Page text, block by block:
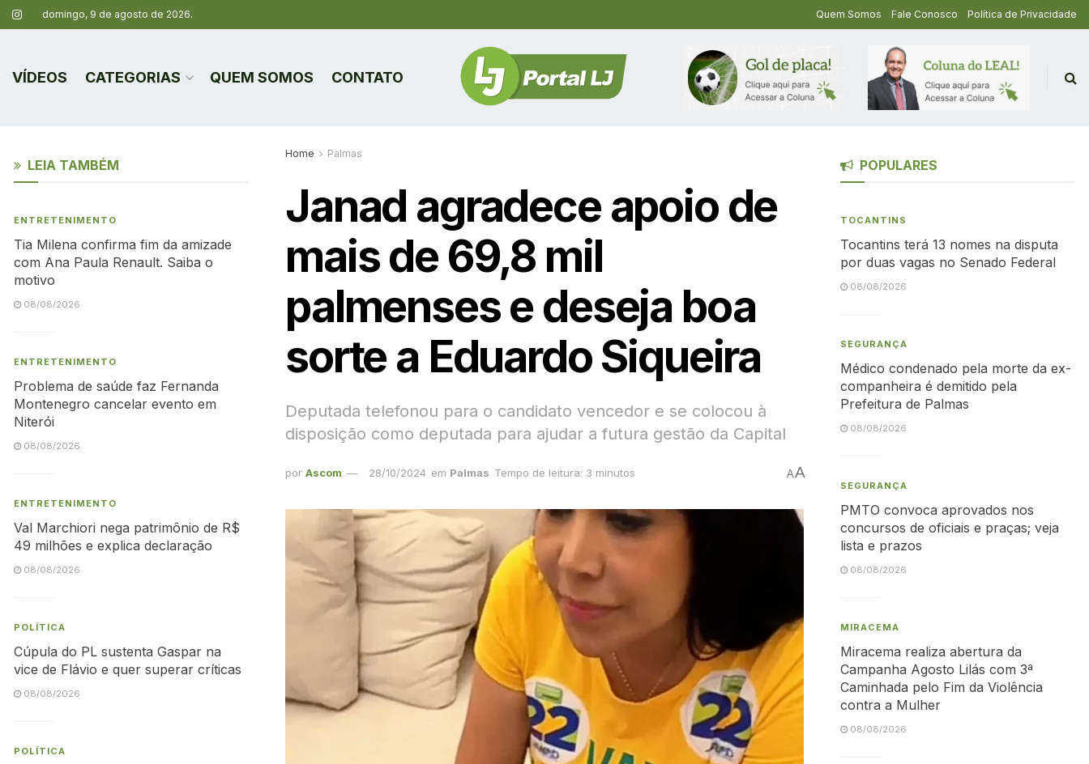
domingo, 9 de agosto de 2026. Quem Somos Fale Conosco Política de Privacidade
VÍDEOS CATEGORIAS QUEM SOMOS CONTATO
Home Palmas
Janad agradece apoio de
mais de 69,8 mil
palmenses e deseja boa
sorte a Eduardo Siqueira
Deputada telefonou para o candidato vencedor e se colocou à
disposição como deputada para ajudar a futura gestão da Capital
por Ascom 28/10/2024 em Palmas Tempo de leitura: 3 minutos AA
LEIA TAMBÉM
ENTRETENIMENTO
Tia Milena confirma fim da amizade
com Ana Paula Renault. Saiba o
motivo
08/08/2026
ENTRETENIMENTO
Problema de saúde faz Fernanda
Montenegro cancelar evento em
Niterói
08/08/2026
ENTRETENIMENTO
Val Marchiori nega patrimônio de R$
49 milhões e explica declaração
08/08/2026
POLÍTICA
Cúpula do PL sustenta Gaspar na
vice de Flávio e quer superar críticas
08/08/2026
POLÍTICA
POPULARES
TOCANTINS
Tocantins terá 13 nomes na disputa
por duas vagas no Senado Federal
08/08/2026
SEGURANÇA
Médico condenado pela morte da ex-
companheira é demitido pela
Prefeitura de Palmas
08/08/2026
SEGURANÇA
PMTO convoca aprovados nos
concursos de oficiais e praças; veja
lista e prazos
08/08/2026
MIRACEMA
Miracema realiza abertura da
Campanha Agosto Lilás com 3ª
Caminhada pelo Fim da Violência
contra a Mulher
08/08/2026